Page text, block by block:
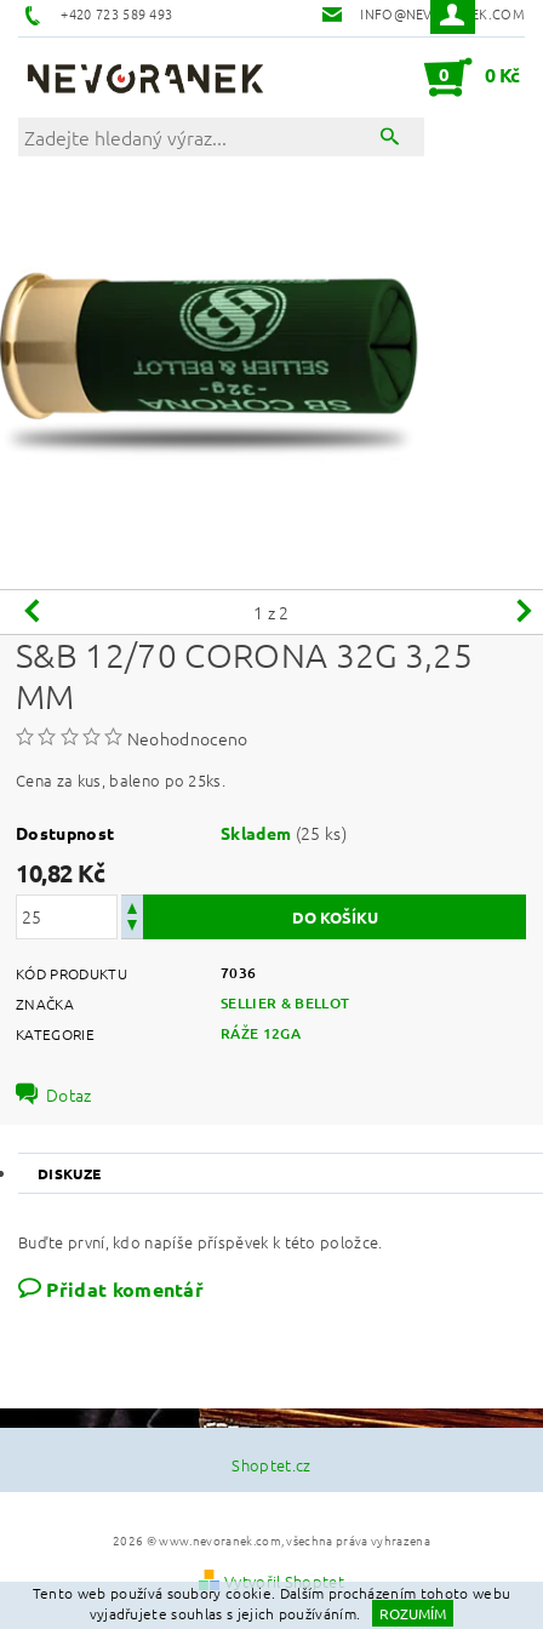
+420 723 589 493 INFO@NEVORANEK.COM
0 0 Kč
1 z 2
S&B 12/70 CORONA 32G 3,25
MM
Neohodnoceno
Cena za kus, baleno po 25ks.
Dostupnost Skladem (25 ks)
10,82 Kč
KÓD PRODUKTU 7036
ZNAČKA SELLIER & BELLOT
KATEGORIE RÁŽE 12GA
Dotaz
DISKUZE
Buďte první, kdo napíše příspěvek k této položce.
Přidat komentář
Shoptet.cz
2026 © www.nevoranek.com, všechna práva vyhrazena
Vytvořil Shoptet
Tento web používá soubory cookie. Dalším procházením tohoto webu
vyjadřujete souhlas s jejich používáním.
ROZUMÍM